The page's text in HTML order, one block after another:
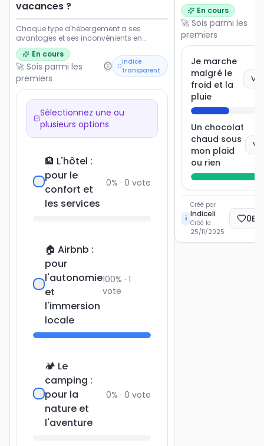
vacances ?
Chaque type d'hébergement a ses
avantages et ses inconvénients en
termes de coût, de confort, d'intimité et
d'expérience. Le choix idéal dépend
souvent du budget, du nombre de
voyageurs et du style de voyage
recherché. Partagez votre préférence pour
des vacances réussies !
En cours
🚀 Sois parmi les
premiers
Indice
transparent
Sélectionnez une ou
plusieurs options
🏨 L'hôtel :
pour le
confort et
les services
0% · 0 vote
🏠 Airbnb :
pour
l'autonomie
et
l'immersion
locale
100% · 1
vote
🏕️ Le
camping :
pour la
nature et
l'aventure
0% · 0 vote
En cours
🚀 Sois parmi les
premiers
Je marche
malgré le
froid et la
pluie
Un chocolat
chaud sous
mon plaid
ou rien
i
Créé par
Indiceli
Créé le
25/11/2025
0